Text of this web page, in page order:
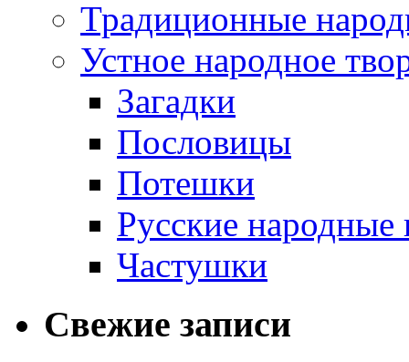
Традиционные
Устное народное
Загадки
Пословицы
Потешки
Русские народные
Частушки
Свежие записи